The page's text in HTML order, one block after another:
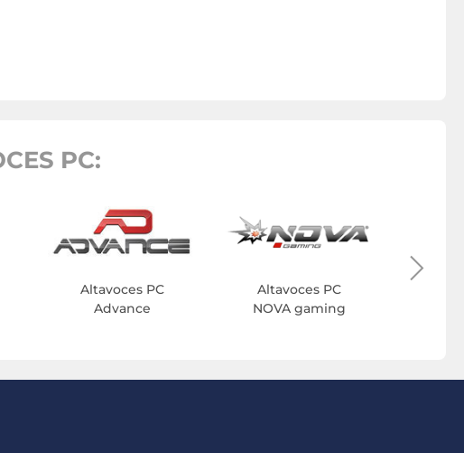
PC:
Altavoces PC
Advance
Altavoces PC
NOVA gaming